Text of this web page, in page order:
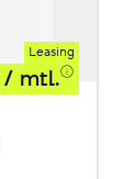
Leasing
/ mtl.